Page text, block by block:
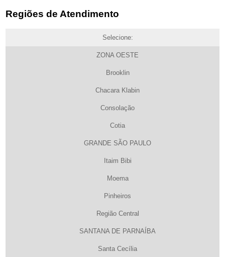
Regiões de Atendimento
Selecione:
ZONA OESTE
Brooklin
Chacara Klabin
Consolação
Cotia
GRANDE SÃO PAULO
Itaim Bibi
Moema
Pinheiros
Região Central
SANTANA DE PARNAÍBA
Santa Cecília